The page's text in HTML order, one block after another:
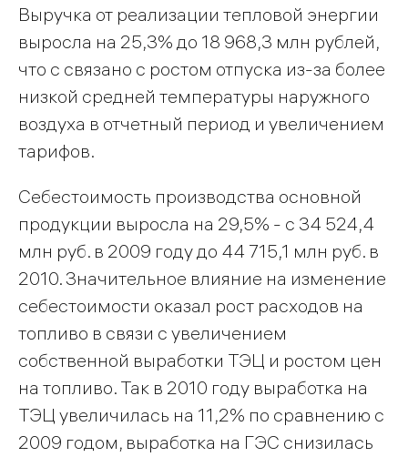
Выручка от реализации тепловой энергии
выросла на 25,3% до 18 968,3 млн рублей,
что с связано с ростом отпуска из-за более
низкой средней температуры наружного
воздуха в отчетный период и увеличением
тарифов.
Себестоимость производства основной
продукции выросла на 29,5% - с 34 524,4
млн руб. в 2009 году до 44 715,1 млн руб. в
2010. Значительное влияние на изменение
себестоимости оказал рост расходов на
топливо в связи с увеличением
собственной выработки ТЭЦ и ростом цен
на топливо. Так в 2010 году выработка на
ТЭЦ увеличилась на 11,2% по сравнению с
2009 годом, выработка на ГЭС снизилась